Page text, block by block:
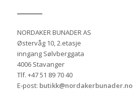
NORDAKER BUNADER AS
Østervåg 10, 2.etasje
inngang Sølvberggata
4006 Stavanger
Tlf. +47 51 89 70 40
E-post: butikk@nordakerbunader.no